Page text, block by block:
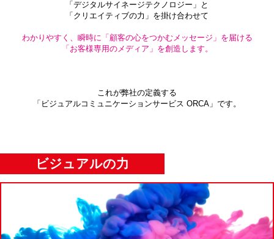
「デジタルサイネージテクノロジー」と
「クリエイティブの力」を掛け合わせて
わかりやすく、瞬時に「顧客の心をつかむメッセージ」を届ける
「お客様専用のメディア」を創造します。
これが弊社の定義する
「ビジュアルコミュニケーションサービス ORCA」です。
ビジュアルの力